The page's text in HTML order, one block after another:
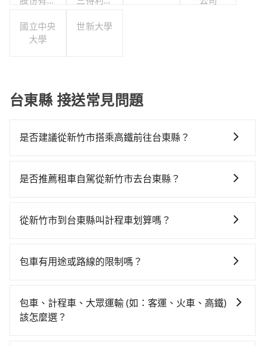
司台灣分
國立中央
大學
世新大學
台東縣 接送常見問題
是否建議從新竹市搭乘高鐵前往台東縣？
從最早07:02一直到22:17，新竹-左營一天最多有47班次
高鐵站後，步行進站、現場購票並於月台排隊的時間約
站、等待車站前排班的計程車，搭上小黃後約花235分
乘之平均每人花費為3,300元。但如果全程使用tripool
並到府專車接送，則每人平均花費約2,990元，費時4小
是否推薦租車自駕從新竹市去台東縣？
在車上休息，那在新竹市東區有約15間租車車行，比方
租金約$1,500，九人座如Hyundai Starex或
元）、保險費、罰單另計多數租車合約上都會載明每日
里程限定200~400公里，超過還會額外加收100~2,000
從新竹市到台東縣叫計程車划算嗎？
灣大車隊、Uber、Line Taxi、Yoxi等，如果在路邊攔不
跳錶計算，價格約為8,320~10,000元間，但如改預約
tripool可省高達$1,000。但如果要考慮到回程，台東縣
包車有用途或路線的限制嗎？
是長途交通且途中遵守台灣法律，無論是清明掃墓、包
車旅遊、參加喜宴/喪禮、就醫回診、登山露營、學生搬
包車、計程車、大眾運輸 (如：客運、火車、高鐵)
該怎麼選？